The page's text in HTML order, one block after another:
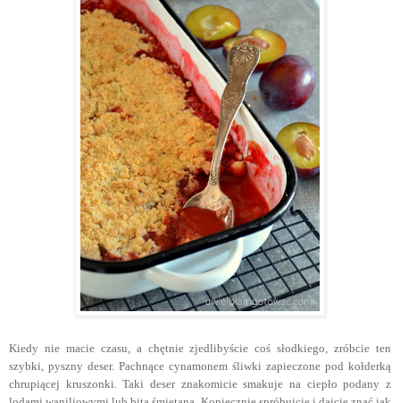
Kiedy nie macie czasu, a chętnie zjedlibyście coś słodkiego, zróbcie ten
szybki, pyszny deser. Pachnące cynamonem śliwki zapieczone pod kołderką
chrupiącej kruszonki. Taki deser znakomicie smakuje na ciepło podany z